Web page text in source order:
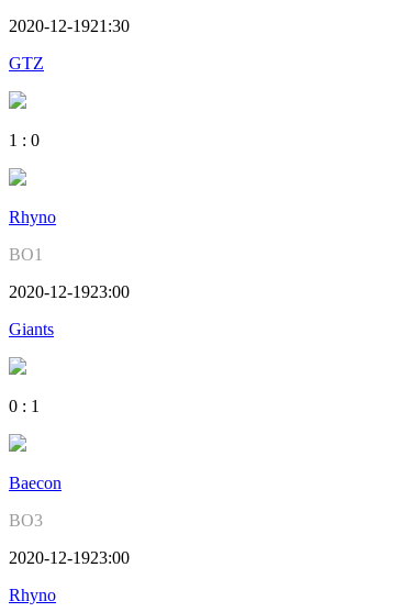
2020-12-1921:30
GTZ
1 : 0
Rhyno
BO1
2020-12-1923:00
Giants
0 : 1
Baecon
BO3
2020-12-1923:00
Rhyno